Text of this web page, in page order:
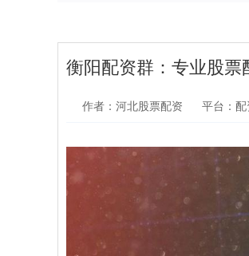
衡阳配资群：专业股
作者：河北股票配资 平台：